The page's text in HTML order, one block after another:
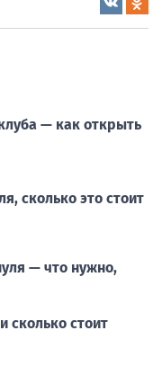
— как открыть
сколько это стоит
— что нужно,
сколько стоит